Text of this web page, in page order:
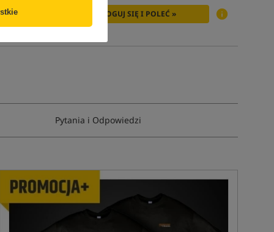
ZALOGUJ SIĘ I POLEĆ »
Pytania i Odpowiedzi